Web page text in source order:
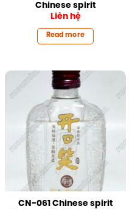
Chinese spirit
Liên hệ
Read more
CN-061 Chinese spirit